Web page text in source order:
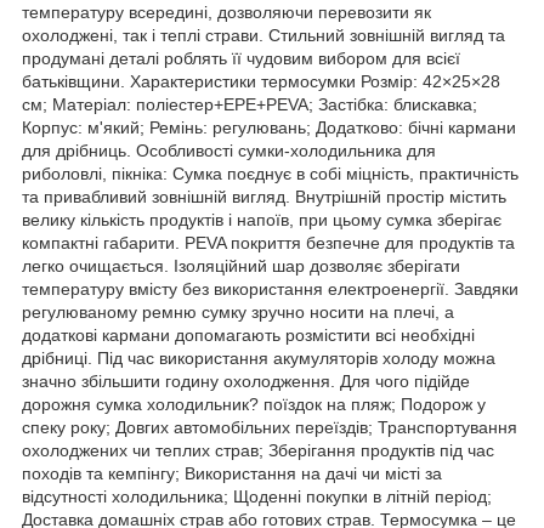
температуру всередині, дозволяючи перевозити як
охолоджені, так і теплі страви. Стильний зовнішній вигляд та
продумані деталі роблять її чудовим вибором для всієї
батьківщини. Характеристики термосумки Розмір: 42×25×28
см; Матеріал: поліестер+EPE+PEVA; Застібка: блискавка;
Корпус: м'який; Ремінь: регулювань; Додатково: бічні кармани
для дрібниць. Особливості сумки-холодильника для
риболовлі, пікніка: Сумка поєднує в собі міцність, практичність
та привабливий зовнішній вигляд. Внутрішній простір містить
велику кількість продуктів і напоїв, при цьому сумка зберігає
компактні габарити. PEVA покриття безпечне для продуктів та
легко очищається. Ізоляційний шар дозволяє зберігати
температуру вмісту без використання електроенергії. Завдяки
регулюваному ремню сумку зручно носити на плечі, а
додаткові кармани допомагають розмістити всі необхідні
дрібниці. Під час використання акумуляторів холоду можна
значно збільшити годину охолодження. Для чого підійде
дорожня сумка холодильник? поїздок на пляж; Подорож у
спеку року; Довгих автомобільних переїздів; Транспортування
охолоджених чи теплих страв; Зберігання продуктів під час
походів та кемпінгу; Використання на дачі чи місті за
відсутності холодильника; Щоденні покупки в літній період;
Доставка домашніх страв або готових страв. Термосумка – це